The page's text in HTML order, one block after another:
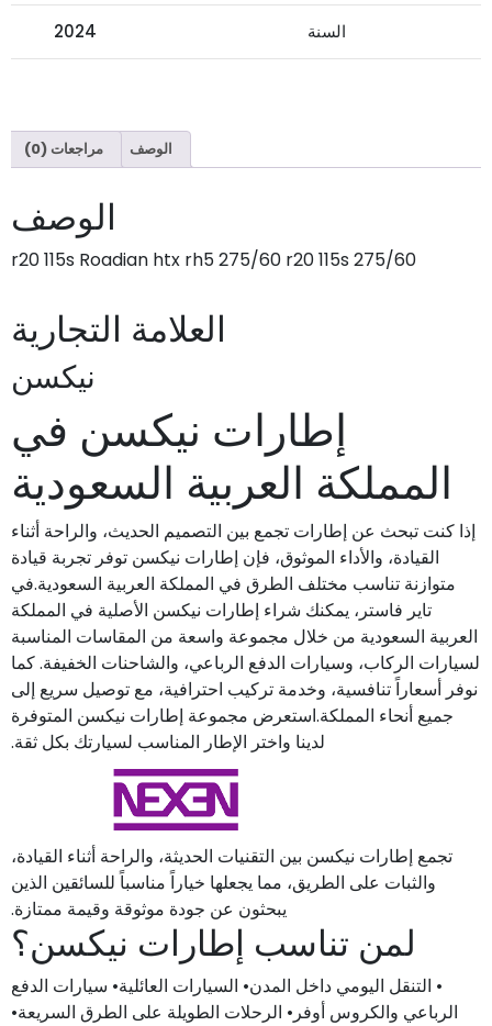
السنة 2024
الوصف مراجعات (0)
الوصف
275/60 r20 115s Roadian htx rh5 275/60 r20 115s
العلامة التجارية
نيكسن
إطارات نيكسن في
المملكة العربية السعودية
إذا كنت تبحث عن إطارات تجمع بين التصميم الحديث، والراحة أثناء
القيادة، والأداء الموثوق، فإن إطارات نيكسن توفر تجربة قيادة
متوازنة تناسب مختلف الطرق في المملكة العربية السعودية.في
تاير فاستر، يمكنك شراء إطارات نيكسن الأصلية في المملكة
العربية السعودية من خلال مجموعة واسعة من المقاسات المناسبة
لسيارات الركاب، وسيارات الدفع الرباعي، والشاحنات الخفيفة. كما
نوفر أسعاراً تنافسية، وخدمة تركيب احترافية، مع توصيل سريع إلى
جميع أنحاء المملكة.استعرض مجموعة إطارات نيكسن المتوفرة
لدينا واختر الإطار المناسب لسيارتك بكل ثقة.
تجمع إطارات نيكسن بين التقنيات الحديثة، والراحة أثناء القيادة،
والثبات على الطريق، مما يجعلها خياراً مناسباً للسائقين الذين
يبحثون عن جودة موثوقة وقيمة ممتازة.
لمن تناسب إطارات نيكسن؟
• التنقل اليومي داخل المدن• السيارات العائلية• سيارات الدفع
الرباعي والكروس أوفر• الرحلات الطويلة على الطرق السريعة•